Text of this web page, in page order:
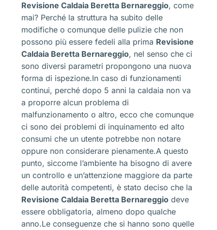
Revisione Caldaia Beretta Bernareggio, come
mai? Perché la struttura ha subito delle
modifiche o comunque delle pulizie che non
possono più essere fedeli alla prima Revisione
Caldaia Beretta Bernareggio, nel senso che ci
sono diversi parametri propongono una nuova
forma di ispezione.In caso di funzionamenti
continui, perché dopo 5 anni la caldaia non va
a proporre alcun problema di
malfunzionamento o altro, ecco che comunque
ci sono dei problemi di inquinamento ed alto
consumi che un utente potrebbe non notare
oppure non considerare pienamente.A questo
punto, siccome l’ambiente ha bisogno di avere
un controllo e un’attenzione maggiore da parte
delle autorità competenti, è stato deciso che la
Revisione Caldaia Beretta Bernareggio deve
essere obbligatoria, almeno dopo qualche
anno.Le conseguenze che si hanno sono quelle